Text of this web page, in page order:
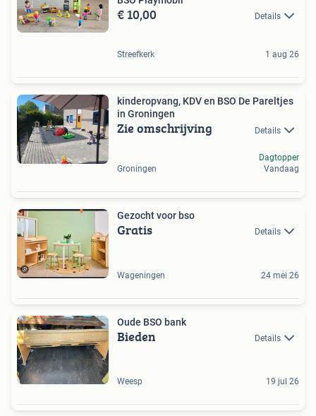
€ 10,00 Details
Streefkerk 1 aug 26
kinderopvang, KDV en BSO De Pareltjes
in Groningen
Zie omschrijving Details
Groningen
Dagtopper
Vandaag
Gezocht voor bso
Gratis Details
Wageningen 24 mei 26
Oude BSO bank
Bieden Details
Weesp 19 jul 26